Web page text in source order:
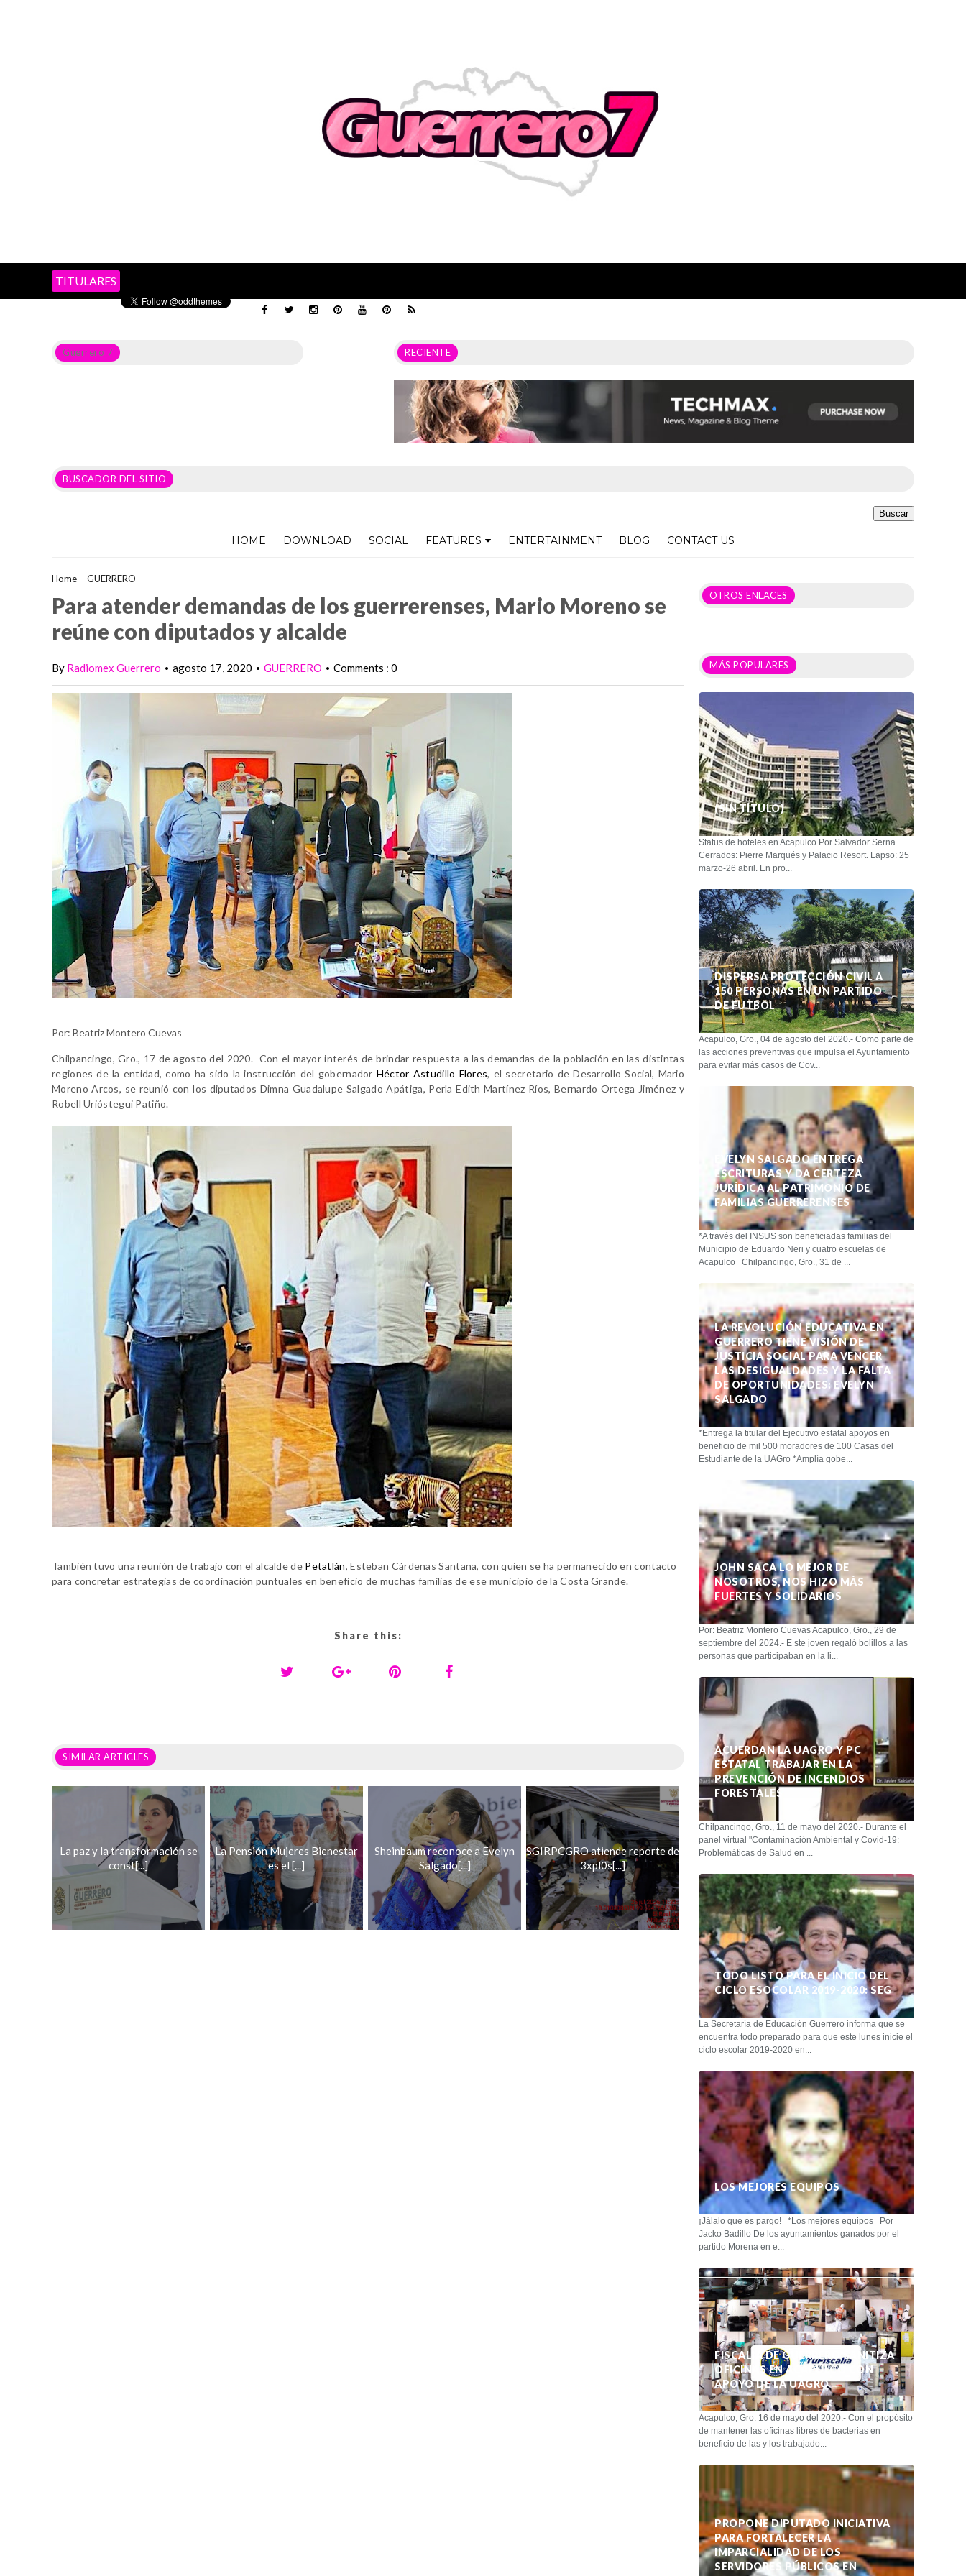
TITULARES
Guerrero 7 RECIENTE
BUSCADOR DEL SITIO
HOME DOWNLOAD SOCIAL FEATURES ENTERTAINMENT BLOG CONTACT US
Home GUERRERO
Para atender demandas de los guerrerenses, Mario Moreno se
reúne con diputados y alcalde
By Radiomex Guerrero • agosto 17, 2020 • GUERRERO • Comments : 0
Por: Beatriz Montero Cuevas
Chilpancingo, Gro., 17 de agosto del 2020.- Con el mayor interés de brindar respuesta a las demandas de la población en las distintas
regiones de la entidad, como ha sido la instrucción del gobernador Héctor Astudillo Flores, el secretario de Desarrollo Social, Mario
Moreno Arcos, se reunió con los diputados Dimna Guadalupe Salgado Apátiga, Perla Edith Martínez Ríos, Bernardo Ortega Jiménez y
Robell Urióstegui Patiño.
También tuvo una reunión de trabajo con el alcalde de Petatlán, Esteban Cárdenas Santana, con quien se ha permanecido en contacto
para concretar estrategias de coordinación puntuales en beneficio de muchas familias de ese municipio de la Costa Grande.
Share this:
SIMILAR ARTICLES
La paz y la transformación se
const[...]
La Pensión Mujeres Bienestar
es el [...]
Sheinbaum reconoce a Evelyn
Salgado[...]
SGIRPCGRO atiende reporte de
3xpl0s[...]
OTROS ENLACES
MÁS POPULARES
(SIN TÍTULO)
Status de hoteles en Acapulco Por Salvador Serna
Cerrados: Pierre Marqués y Palacio Resort. Lapso: 25
marzo-26 abril. En pro...
DISPERSA PROTECCIÓN CIVIL A
150 PERSONAS EN UN PARTIDO
DE FUTBOL
Acapulco, Gro., 04 de agosto del 2020.- Como parte de
las acciones preventivas que impulsa el Ayuntamiento
para evitar más casos de Cov...
EVELYN SALGADO ENTREGA
ESCRITURAS Y DA CERTEZA
JURÍDICA AL PATRIMONIO DE
FAMILIAS GUERRERENSES
*A través del INSUS son beneficiadas familias del
Municipio de Eduardo Neri y cuatro escuelas de
Acapulco Chilpancingo, Gro., 31 de ...
LA REVOLUCIÓN EDUCATIVA EN
GUERRERO TIENE VISIÓN DE
JUSTICIA SOCIAL PARA VENCER
LAS DESIGUALDADES Y LA FALTA
DE OPORTUNIDADES: EVELYN
SALGADO
*Entrega la titular del Ejecutivo estatal apoyos en
beneficio de mil 500 moradores de 100 Casas del
Estudiante de la UAGro *Amplía gobe...
JOHN SACA LO MEJOR DE
NOSOTROS, NOS HIZO MÁS
FUERTES Y SOLIDARIOS
Por: Beatriz Montero Cuevas Acapulco, Gro., 29 de
septiembre del 2024.- E ste joven regaló bolillos a las
personas que participaban en la li...
ACUERDAN LA UAGRO Y PC
ESTATAL TRABAJAR EN LA
PREVENCIÓN DE INCENDIOS
FORESTALES
Chilpancingo, Gro., 11 de mayo del 2020.- Durante el
panel virtual "Contaminación Ambiental y Covid-19:
Problemáticas de Salud en ...
TODO LISTO PARA EL INICIO DEL
CICLO ESOCOLAR 2019-2020: SEG
La Secretaría de Educación Guerrero informa que se
encuentra todo preparado para que este lunes inicie el
ciclo escolar 2019-2020 en...
LOS MEJORES EQUIPOS
¡Jálalo que es pargo! *Los mejores equipos Por
Jacko Badillo De los ayuntamientos ganados por el
partido Morena en e...
FISCALÍA DE GUERRERO SANITIZA
OFICINAS EN ACAPULCO CON
APOYO DE LA UAGRO
Acapulco, Gro. 16 de mayo del 2020.- Con el propósito
de mantener las oficinas libres de bacterias en
beneficio de las y los trabajado...
PROPONE DIPUTADO INICIATIVA
PARA FORTALECER LA
IMPARCIALIDAD DE LOS
SERVIDORES PÚBLICOS EN